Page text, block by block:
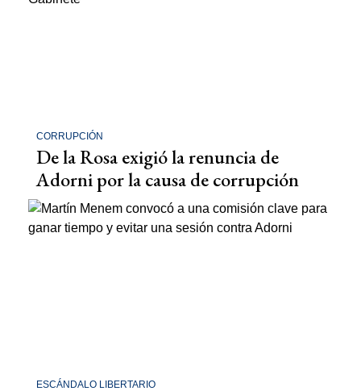
CORRUPCIÓN
De la Rosa exigió la renuncia de
Adorni por la causa de corrupción
ESCÁNDALO LIBERTARIO